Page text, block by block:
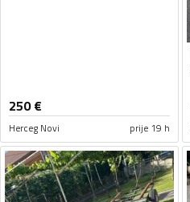
250€
Herceg Novi prije 19 h